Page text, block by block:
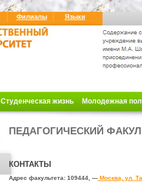
Филиалы Языки
Студенческая жизнь Молодежная
ПЕДАГОГИЧЕСКИЙ
КОНТАКТЫ
Адрес факультета: 109444, —Москва, ул.